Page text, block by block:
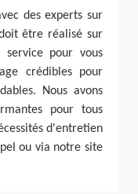
des experts sur
être réalisé sur
service pour vous
crédibles pour
Nous avons
pour tous
d'entretien
ou via notre site